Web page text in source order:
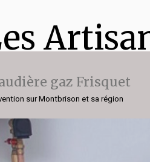
gaz Frisquet
sur Montbrison et sa région